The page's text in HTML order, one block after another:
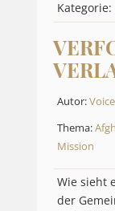
Kategorie:
Autor:
Thema:
Mission
Wie sieht
der